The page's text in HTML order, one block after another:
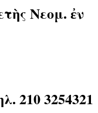
Νεομ. ἐν
210 3254321